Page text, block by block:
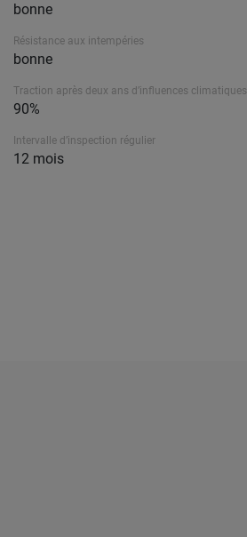
bonne
Résistance aux intempéries
bonne
Traction après deux ans d’influences climatiques
90%
Intervalle d’inspection régulier
12 mois